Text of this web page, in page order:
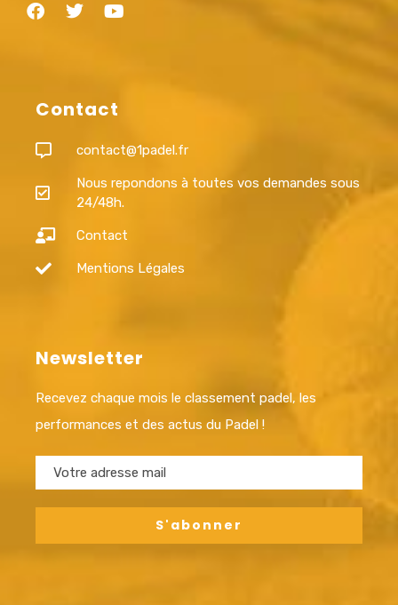
Contact
contact@1padel.fr
Nous repondons à toutes vos demandes sous
24/48h.
Contact
Mentions Légales
Newsletter
Recevez chaque mois le classement padel, les
performances et des actus du Padel !